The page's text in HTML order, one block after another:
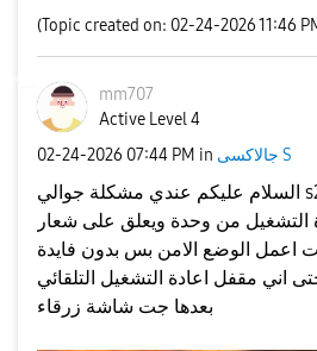
(Topic created on: 02-24-2026 11:46
mm707
Active Level 4
‎02-24-2026 07:44 PM in جالاكسى S
السلام عليكم عندي مشكلة جوالي s22 ultra فجاة يعلق
التشغيل من وحدة ويعلق على شعار
اعمل الوضع الامن بس بدون فايدة
اني مقفل اعادة التشغيل التلقائي